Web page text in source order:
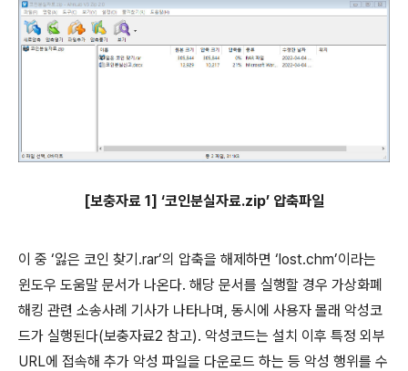
[보충자료 1] ‘코인분실자료.zip’ 압축파일
이 중 ‘잃은 코인 찾기 .rar’의 압축을 해제하면 ‘lost.chm’이라는
윈도우 도움말 문서가 나온다. 해당 문서를 실행할 경우 가상화폐
해킹 관련 소송사례 기사가 나타나며, 동시에 사용자 몰래 악성코
드가 실행된다(보충자료2 참고). 악성코드는 설치 이후 특정 외부
URL에 접속해 추가 악성 파일을 다운로드 하는 등 악성 행위를 수